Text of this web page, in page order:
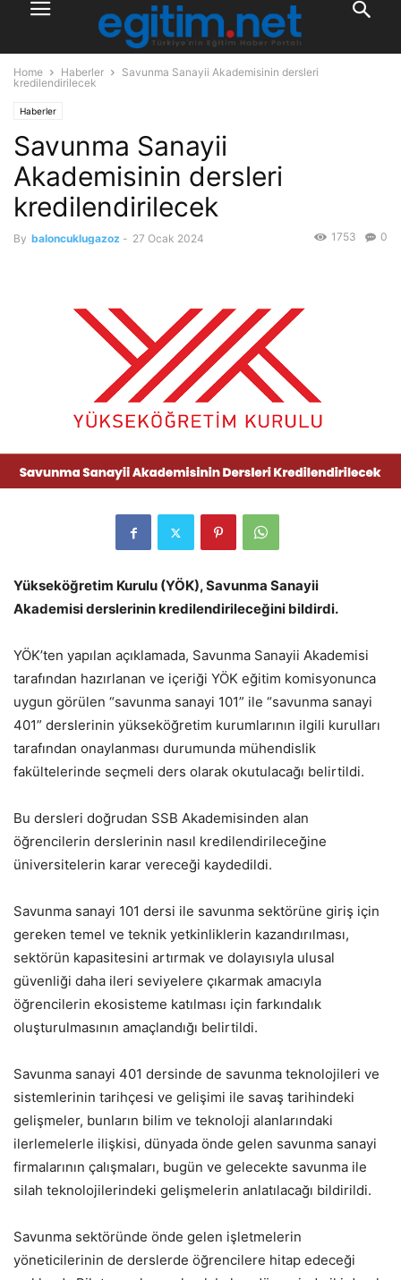
Home Haberler
Savunma Sanayii Akademisinin dersleri
kredilendirilecek
Haberler
Savunma Sanayii
Akademisinin dersleri
kredilendirilecek
By baloncuklugazoz - 27 Ocak 2024 0
1753
Yükseköğretim Kurulu (YÖK), Savunma Sanayii
Akademisi derslerinin kredilendirileceğini bildirdi.
YÖK’ten yapılan açıklamada, Savunma Sanayii Akademisi
tarafından hazırlanan ve içeriği YÖK eğitim komisyonunca
uygun görülen “savunma sanayi 101” ile “savunma sanayi
401” derslerinin yükseköğretim kurumlarının ilgili kurulları
tarafından onaylanması durumunda mühendislik
fakültelerinde seçmeli ders olarak okutulacağı belirtildi.
Bu dersleri doğrudan SSB Akademisinden alan
öğrencilerin derslerinin nasıl kredilendirileceğine
üniversitelerin karar vereceği kaydedildi.
Savunma sanayi 101 dersi ile savunma sektörüne giriş için
gereken temel ve teknik yetkinliklerin kazandırılması,
sektörün kapasitesini artırmak ve dolayısıyla ulusal
güvenliği daha ileri seviyelere çıkarmak amacıyla
öğrencilerin ekosisteme katılması için farkındalık
oluşturulmasının amaçlandığı belirtildi.
Savunma sanayi 401 dersinde de savunma teknolojileri ve
sistemlerinin tarihçesi ve gelişimi ile savaş tarihindeki
gelişmeler, bunların bilim ve teknoloji alanlarındaki
ilerlemelerle ilişkisi, dünyada önde gelen savunma sanayi
firmalarının çalışmaları, bugün ve gelecekte savunma ile
silah teknolojilerindeki gelişmelerin anlatılacağı bildirildi.
Savunma sektöründe önde gelen işletmelerin
yöneticilerinin de derslerde öğrencilere hitap edeceği